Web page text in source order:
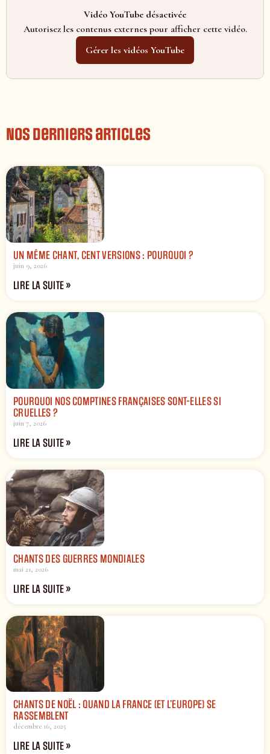
Vidéo YouTube désactivée
Autorisez les contenus externes pour afficher cette vidéo.
Gérer les vidéos YouTube
Nos derniers articles
UN MÊME CHANT, CENT VERSIONS : POURQUOI ?
juin 9, 2026
LIRE LA SUITE »
POURQUOI NOS COMPTINES FRANÇAISES SONT-ELLES SI
CRUELLES ?
juin 7, 2026
LIRE LA SUITE »
CHANTS DES GUERRES MONDIALES
mai 21, 2026
LIRE LA SUITE »
CHANTS DE NOËL : QUAND LA FRANCE (ET L’EUROPE) SE
RASSEMBLENT
décembre 16, 2025
LIRE LA SUITE »